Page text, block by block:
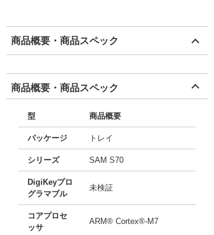
商品概要・商品スペック
商品概要・商品スペック
型 商品概要
パッケージ トレイ
シリーズ SAM S70
DigiKeyプロ
グラマブル
未検証
コアプロセ
ッサ
ARM® Cortex®-M7